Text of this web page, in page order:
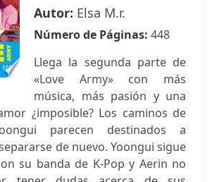
Autor: Elsa M.r.
Número de Páginas: 448
Llega la segunda parte de
«Love Army» con más
música, más pasión y una
¿imposible? Los caminos de
parecen destinados a
de nuevo. Yoongui sigue
su banda de K-Pop y Aerin no